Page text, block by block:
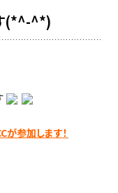
(*^-^*)
参加します！